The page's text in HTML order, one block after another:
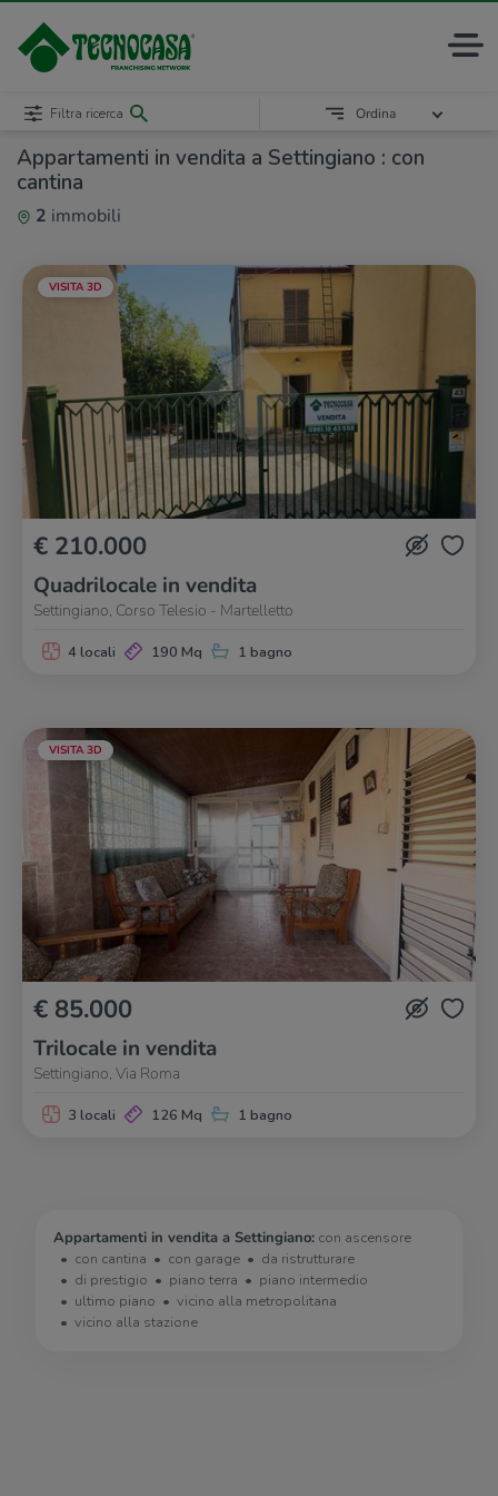
Appartamenti in vendita a Settingiano : con
cantina
2 immobili
Filtra ricerca Ordina
VISITA 3D
€ 210.000
Quadrilocale in vendita
Settingiano, Corso Telesio - Martelletto
4 locali 190 Mq 1 bagno
VISITA 3D
€ 85.000
Trilocale in vendita
Settingiano, Via Roma
3 locali 126 Mq 1 bagno
Appartamenti in vendita a Settingiano: con ascensore
con cantina
con garage
da ristrutturare
di prestigio
piano terra
piano intermedio
ultimo piano
vicino alla metropolitana
vicino alla stazione